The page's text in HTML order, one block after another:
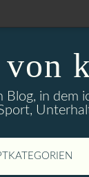
in dem